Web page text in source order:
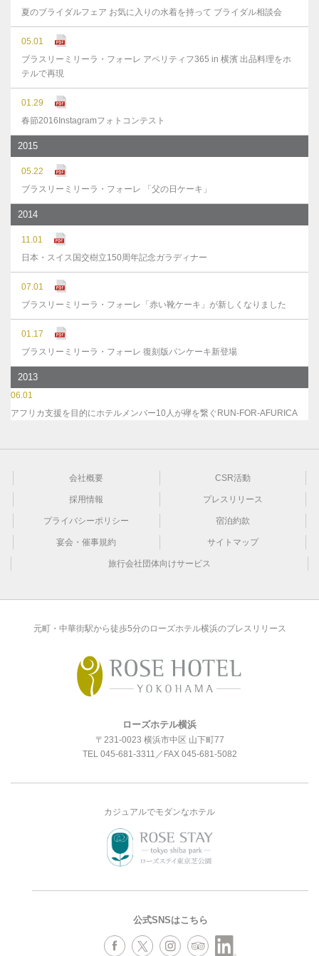
夏のブライダルフェア お気に入りの水着を持って ブライダル相談会
05.01
ブラスリーミリーラ・フォーレ アペリティフ365 in 横濱 出品料理をホ
テルで再現
01.29
春節2016Instagramフォトコンテスト
2015
05.22
ブラスリーミリーラ・フォーレ 「父の日ケーキ」
2014
11.01
日本・スイス国交樹立150周年記念ガラディナー
07.01
ブラスリーミリーラ・フォーレ「赤い靴ケーキ」が新しくなりました
01.17
ブラスリーミリーラ・フォーレ 復刻版パンケーキ新登場
2013
06.01
アフリカ支援を目的にホテルメンバー10人が襷を繋ぐRUN-FOR-AFURICA
会社概要 CSR活動
採用情報 プレスリリース
プライバシーポリシー 宿泊約款
宴会・催事規約 サイトマップ
旅行会社団体向けサービス
元町・中華街駅から徒歩5分のローズホテル横浜のプレスリリース
ローズホテル横浜
〒231-0023 横浜市中区 山下町77
TEL 045-681-3311 ／FAX 045-681-5082
カジュアルでモダンなホテル
公式SNSはこちら